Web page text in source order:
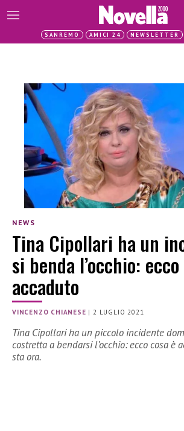
SANREMO AMICI 24 NEWSLETTER
NEWS
Tina Cipollari ha un
si benda l’occhio:
accaduto
VINCENZO CHIANESE |2 LUGLIO 2021
Tina Cipollari ha un piccolo incidente
costretta a bendarsi l’occhio: ecco cosa è
sta ora.